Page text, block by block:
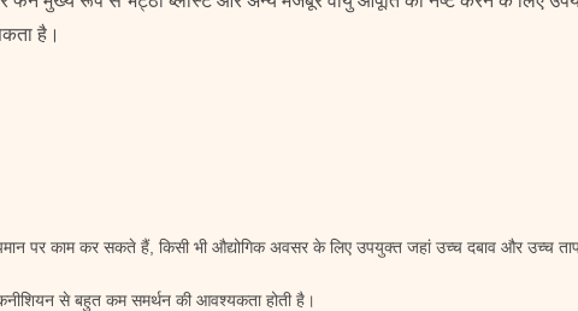
है।
पर काम कर सकते हैं, किसी भी औद्योगिक अवसर के लिए उपयुक्त जहां उच्च दबाव और उच्च
से बहुत कम समर्थन की आवश्यकता होती है।